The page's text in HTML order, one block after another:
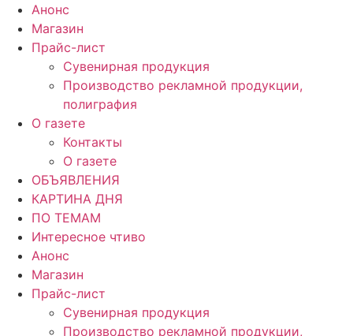
Анонс
Магазин
Прайс-лист
Сувенирная продукция
Производство рекламной продукции,
полиграфия
О газете
Контакты
О газете
ОБЪЯВЛЕНИЯ
КАРТИНА ДНЯ
ПО ТЕМАМ
Интересное чтиво
Анонс
Магазин
Прайс-лист
Сувенирная продукция
Производство рекламной продукции,